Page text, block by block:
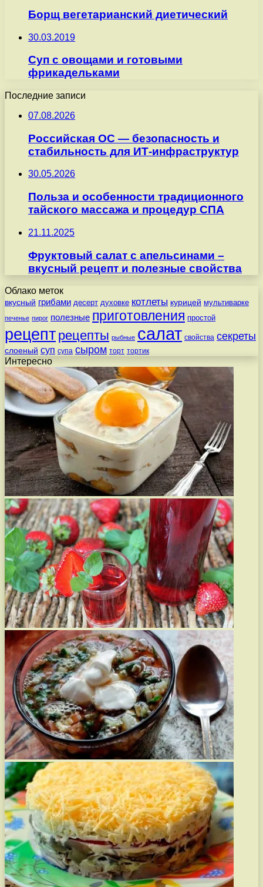
Борщ вегетарианский диетический
30.03.2019
Суп с овощами и готовыми
фрикадельками
Последние записи
07.08.2026
Российская ОС — безопасность и
стабильность для ИТ-инфраструктур
30.05.2026
Польза и особенности традиционного
тайского массажа и процедур СПА
21.11.2025
Фруктовый салат с апельсинами –
вкусный рецепт и полезные свойства
Облако меток
вкусный грибами десерт духовке котлеты курицей мультиварке
печенье пирог полезные приготовления простой
рецепт рецепты рыбные салат свойства секреты
слоеный суп супа сыром торт тортик
Интересно